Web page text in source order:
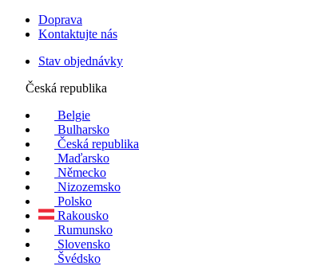
Doprava
Kontaktujte nás
Stav objednávky
Česká republika
Belgie
Bulharsko
Česká republika
Maďarsko
Německo
Nizozemsko
Polsko
Rakousko
Rumunsko
Slovensko
Švédsko